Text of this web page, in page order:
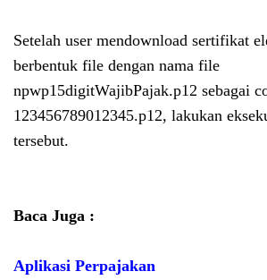
Setelah user mendownload sertifikat
berbentuk file dengan nama file
npwp15digitWajibPajak.p12 sebagai
123456789012345.p12, lakukan
tersebut.
Baca Juga :
Aplikasi Perpajakan